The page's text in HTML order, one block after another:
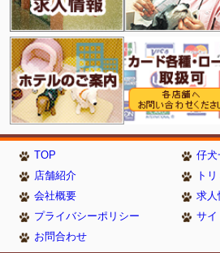
TOP
仔犬
店舗紹介
ト
会社概要
求人
プライバシーポリシー
サイ
お問合わせ